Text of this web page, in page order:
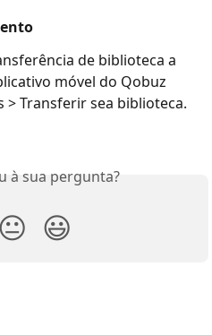
de biblioteca a
móvel do Qobuz
> Transferir sea biblioteca.
à sua pergunta?
😐 😃